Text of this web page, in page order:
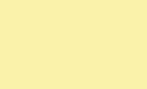
блуждали по этим коридорам уже
и не почувствовав жажду или
касается. Мы никогда не
концов встретили кого-то или
напоминающего человека. Мы
А мы вообще были одни?... Я